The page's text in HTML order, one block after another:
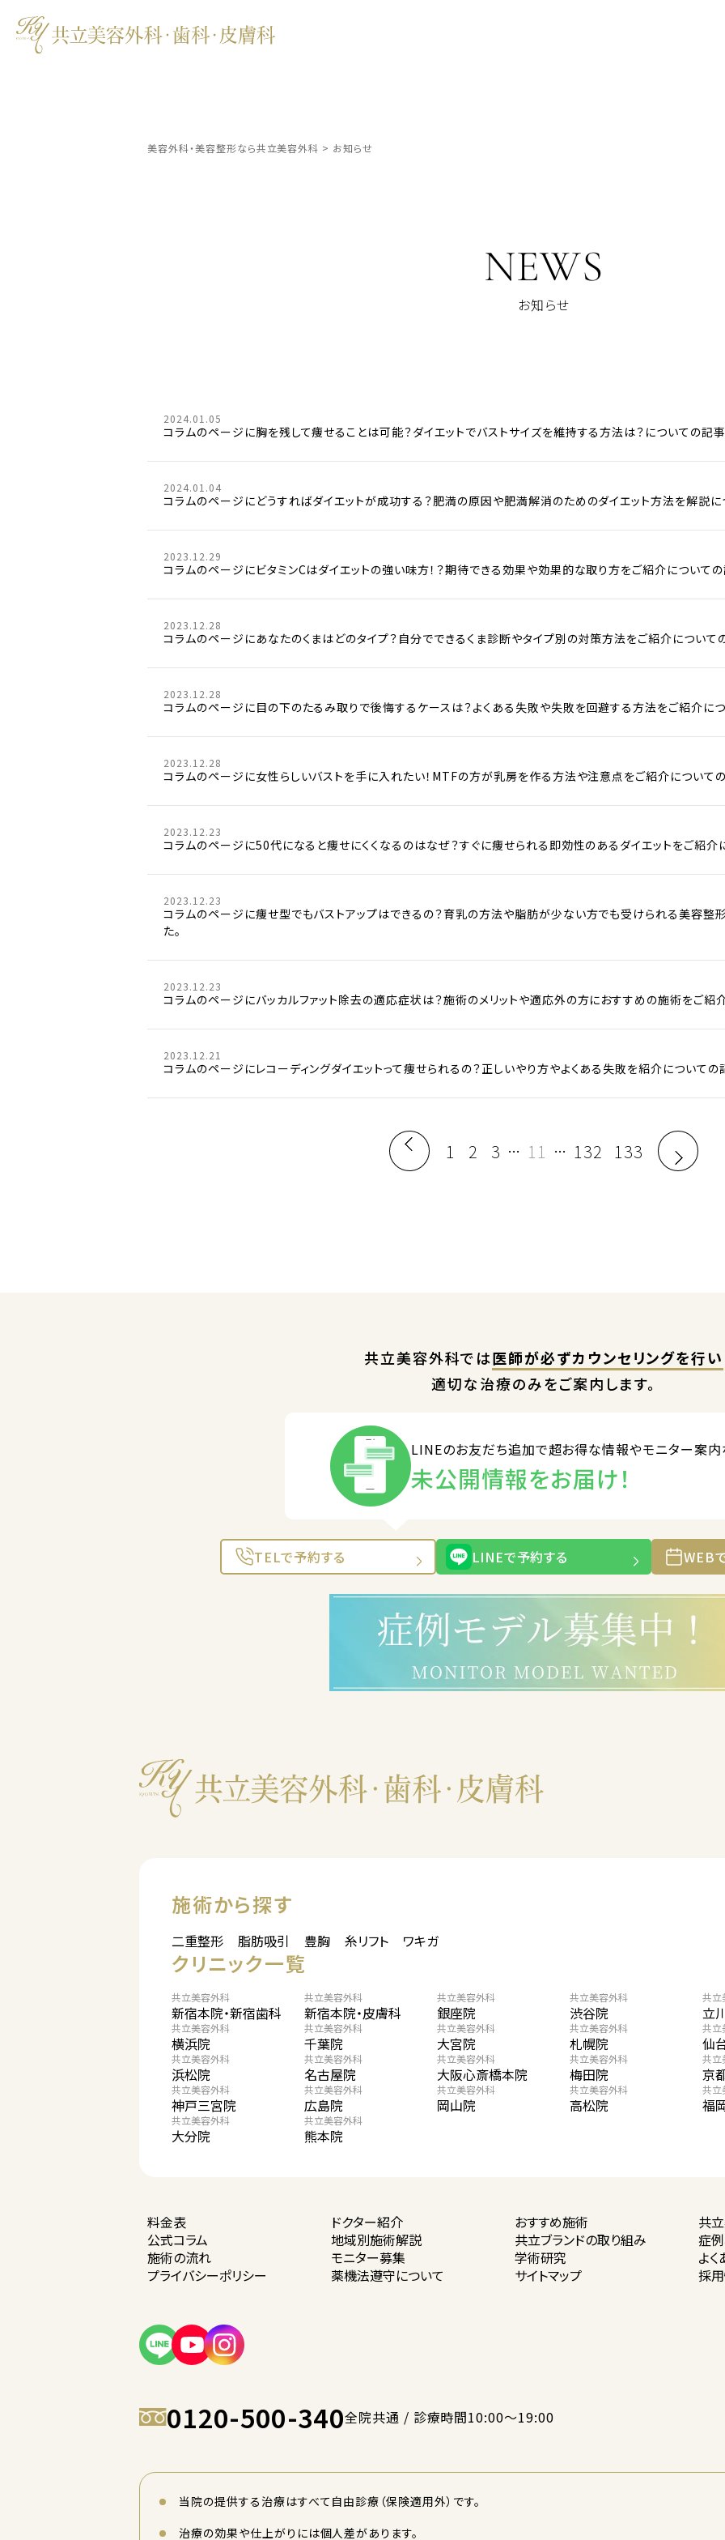
美容外科・美容整形なら共立美容外科 > お知らせ
NEWS
お知らせ
2024.01.05
コラムのページに胸を残して痩せることは可能？ダイエットでバストサイズを維持する方法は？についての記
2024.01.04
コラムのページにどうすればダイエットが成功する？肥満の原因や肥満解消のためのダイエット方法を解説に
2023.12.29
コラムのページにビタミンCはダイエットの強い味方！？期待できる効果や効果的な取り方をご紹介について
2023.12.28
コラムのページにあなたのくまはどのタイプ？自分でできるくま診断やタイプ別の対策方法をご紹介について
2023.12.28
コラムのページに目の下のたるみ取りで後悔するケースは？よくある失敗や失敗を回避する方法をご紹介に
2023.12.28
コラムのページに女性らしいバストを手に入れたい！MTFの方が乳房を作る方法や注意点をご紹介について
2023.12.23
コラムのページに50代になると痩せにくくなるのはなぜ？すぐに痩せられる即効性のあるダイエットをご紹介
2023.12.23
コラムのページに痩せ型でもバストアップはできるの？育乳の方法や脂肪が少ない方でも受けられる美容整
た。
2023.12.23
コラムのページにバッカルファット除去の適応症状は？施術のメリットや適応外の方におすすめの施術をご紹
2023.12.21
コラムのページにレコーディングダイエットって痩せられるの？正しいやり方やよくある失敗を紹介についての
1 2 3 … 11 … 132 133
共立美容外科では医師が必ずカウンセリングを行い
適切な治療のみをご案内します。
LINEのお友だち追加で超お得な情報やモニター案
未公開情報をお届け！
TELで予約する LINEで予約する WEB
施術から探す
二重整形 脂肪吸引 豊胸 糸リフト ワキガ
クリニック一覧
共立美容外科
新宿本院・新宿歯科
共立美容外科
新宿本院・皮膚科
共立美容外科
銀座院
共立美容外科
渋谷院
共立
立
共立美容外科
横浜院
共立美容外科
千葉院
共立美容外科
大宮院
共立美容外科
札幌院
共立
仙
共立美容外科
浜松院
共立美容外科
名古屋院
共立美容外科
大阪心斎橋本院
共立美容外科
梅田院
共立
京
共立美容外科
神戸三宮院
共立美容外科
広島院
共立美容外科
岡山院
共立美容外科
高松院
共立
福
共立美容外科
大分院
共立美容外科
熊本院
料金表 ドクター紹介 おすすめ施術
共
公式コラム
地域別施術解説 共立ブランドの取り組み
症
施術の流れ
モニター募集 学術研究
よ
プライバシーポリシー 薬機法遵守について サイトマップ 採
0120-500-340全院共通 / 診療時間10:00〜19:00
当院の提供する治療はすべて自由診療（保険適用外）です。
治療の効果や仕上がりには個人差があります。